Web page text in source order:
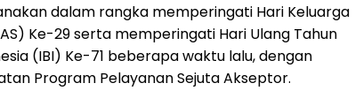
dalam rangka memperingati Hari Keluarga
Ke-29 serta memperingati Hari Ulang Tahun
(IBI) Ke-71 beberapa waktu lalu, dengan
Program Pelayanan Sejuta Akseptor.